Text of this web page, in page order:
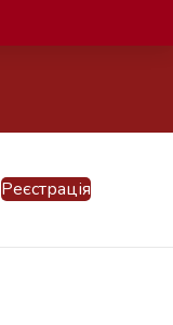
Реєстрація